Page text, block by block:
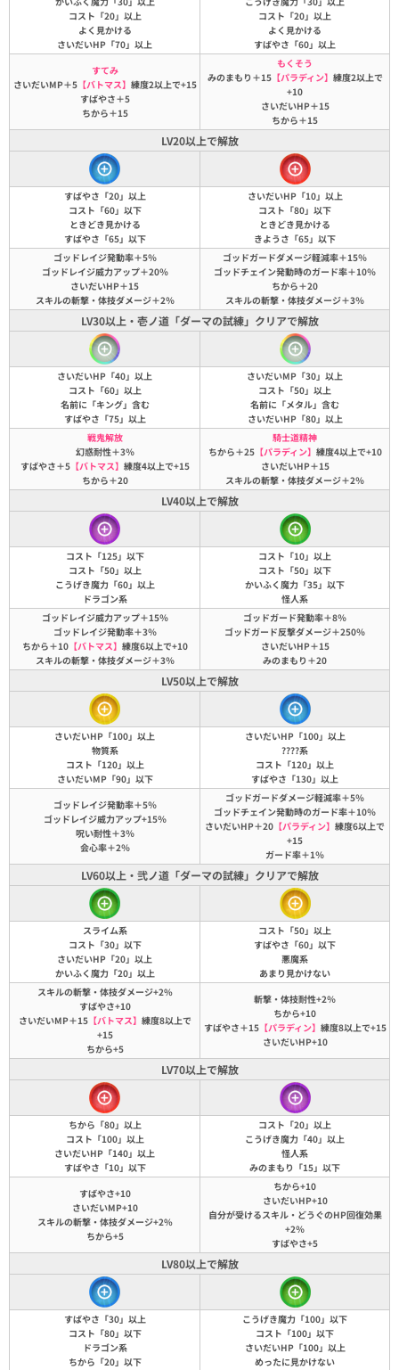
コスト「20」以上
よく見かける
さいだいHP「70」以上
コスト「20」以上
よく見かける
すばやさ「60」以上
すてみ
さいだいMP＋5【バトマス】 練度2以上で+15
すばやさ＋5
ちから＋15
もくそう
みのまもり＋15【パラディン】 練度2以上で
+10
さいだいHP＋15
ちから＋15
LV20以上で解放
すばやさ「20」以上
コスト「60」以下
ときどき見かける
すばやさ「65」以下
さいだいHP「10」以上
コスト「80」以下
ときどき見かける
きようさ「65」以下
ゴッドレイジ発動率＋5％
ゴッドレイジ威力アップ＋20％
さいだいHP＋15
スキルの斬撃・体技ダメージ＋2％
ゴッドガードダメージ軽減率＋15％
ゴッドチェイン発動時のガード率＋10％
ちから＋20
スキルの斬撃・体技ダメージ＋3％
LV30以上・壱ノ道「ダーマの試練」クリアで解放
さいだいHP「40」以上
コスト「60」以上
名前に「キング」含む
すばやさ「75」以上
さいだいMP「30」以上
コスト「50」以上
名前に「メタル」含む
さいだいHP「80」以上
戦鬼解放
幻惑耐性＋3％
すばやさ＋5【バトマス】 練度4以上で+15
ちから＋20
騎士道精神
ちから＋25【パラディン】 練度4以上で+10
さいだいHP＋15
スキルの斬撃・体技ダメージ＋2％
LV40以上で解放
コスト「125」以下
コスト「50」以上
こうげき魔力「60」以上
ドラゴン系
コスト「10」以上
コスト「50」以下
かいふく魔力「35」以下
怪人系
ゴッドレイジ威力アップ＋15％
ゴッドレイジ発動率＋3％
ちから＋10【バトマス】 練度6以上で+10
スキルの斬撃・体技ダメージ＋3％
ゴッドガード発動率＋8％
ゴッドガード反撃ダメージ＋250％
さいだいHP＋15
みのまもり＋20
LV50以上で解放
さいだいHP「100」以上
物質系
コスト「120」以上
さいだいMP「90」以下
さいだいHP「100」以上
????系
コスト「120」以上
すばやさ「130」以上
ゴッドレイジ発動率＋5％
ゴッドレイジ威力アップ+15％
呪い耐性＋3％
会心率＋2％
ゴッドガードダメージ軽減率＋5％
ゴッドチェイン発動時のガード率＋10％
さいだいHP＋20 【パラディン】 練度6以上で
+15
ガード率＋1％
LV60以上・弐ノ道「ダーマの試練」クリアで解放
スライム系
コスト「30」以下
さいだいHP「20」以上
かいふく魔力「20」以上
コスト「50」以上
すばやさ「60」以下
悪魔系
あまり見かけない
スキルの斬撃・体技ダメージ+2%
すばやさ+10
さいだいMP＋15【バトマス】 練度8以上で
+15
ちから+5
斬撃・体技耐性+2％
ちから+10
すばやさ＋15【パラディン】 練度8以上で+15
さいだいHP+10
LV70以上で解放
ちから「80」以上
コスト「100」以上
さいだいHP「140」以上
すばやさ「10」以下
コスト「20」以上
こうげき魔力「40」以上
怪人系
みのまもり「15」以下
すばやさ+10
さいだいMP+10
スキルの斬撃・体技ダメージ+2%
ちから+5
ちから+10
さいだいHP+10
自分が受けるスキル・どうぐのHP回復効果
+2％
すばやさ+5
LV80以上で解放
すばやさ「30」以上
コスト「80」以下
ドラゴン系
ちから「20」以下
こうげき魔力「100」以下
コスト「100」以下
さいだいHP「100」以上
めったに見かけない